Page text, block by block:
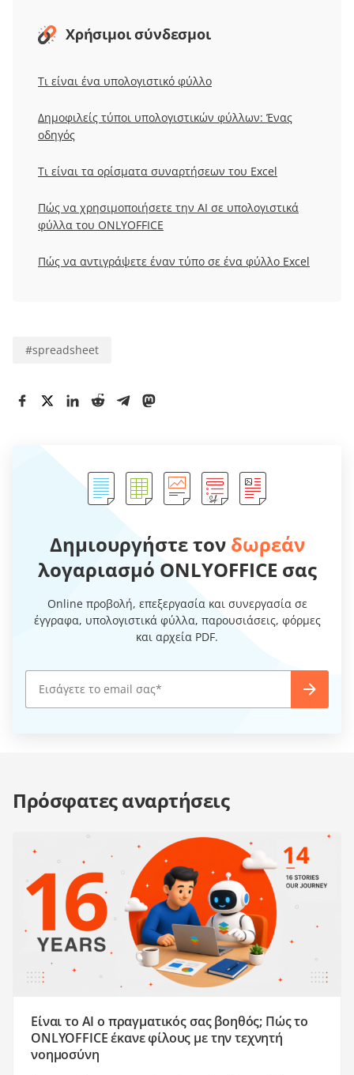
Χρήσιμοι σύνδεσμοι
Τι είναι ένα υπολογιστικό φύλλο
Δημοφιλείς τύποι υπολογιστικών φύλλων: Ένας
οδηγός
Τι είναι τα ορίσματα συναρτήσεων του Excel
Πώς να χρησιμοποιήσετε την AI σε υπολογιστικά
φύλλα του ONLYOFFICE
Πώς να αντιγράψετε έναν τύπο σε ένα φύλλο Excel
#spreadsheet
Δημιουργήστε τον δωρεάν
λογαριασμό ONLYOFFICE σας
Online προβολή, επεξεργασία και συνεργασία σε
έγγραφα, υπολογιστικά φύλλα, παρουσιάσεις, φόρμες
και αρχεία PDF.
Πρόσφατες αναρτήσεις
Είναι το AI ο πραγματικός σας βοηθός; Πώς το
ONLYOFFICE έκανε φίλους με την τεχνητή
νοημοσύνη